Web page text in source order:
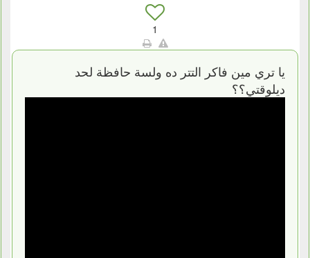
1
يا تري مين فاكر التتر ده ولسة حافظة لحد
ديلوقتي؟؟